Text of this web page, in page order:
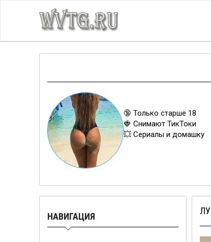
🔞 Только старше 18
🍓 Снимают ТикТоки
💥 Сериалы и домашку
НАВИГАЦИЯ